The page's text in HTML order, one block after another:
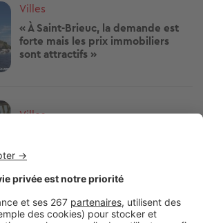
Villes
« À Saint-Brieuc, la demande est
forte mais les prix immobiliers
sont attractifs »
Villes
Villes